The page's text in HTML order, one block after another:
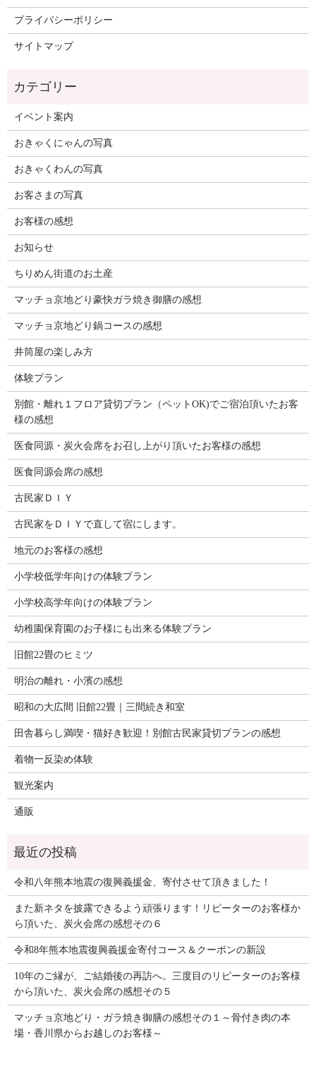
プライバシーポリシー
サイトマップ
イベント案内
おきゃくにゃんの写真
おきゃくわんの写真
お客さまの写真
お客様の感想
お知らせ
ちりめん街道のお土産
マッチョ京地どり豪快ガラ焼き御膳の感想
マッチョ京地どり鍋コースの感想
井筒屋の楽しみ方
体験プラン
別館・離れ１フロア貸切プラン（ペットOK)でご宿泊頂いたお客
様の感想
医食同源・炭火会席をお召し上がり頂いたお客様の感想
医食同源会席の感想
古民家ＤＩＹ
古民家をＤＩＹで直して宿にします。
地元のお客様の感想
小学校低学年向けの体験プラン
小学校高学年向けの体験プラン
幼稚園保育園のお子様にも出来る体験プラン
旧館22畳のヒミツ
明治の離れ・小濱の感想
昭和の大広間 旧館22畳｜三間続き和室
田舎暮らし満喫・猫好き歓迎！別館古民家貸切プランの感想
着物一反染め体験
観光案内
通販
令和八年熊本地震の復興義援金、寄付させて頂きました！
また新ネタを披露できるよう頑張ります！リピーターのお客様か
ら頂いた、炭火会席の感想その６
令和8年熊本地震復興義援金寄付コース＆クーポンの新設
10年のご縁が、ご結婚後の再訪へ。三度目のリピーターのお客様
から頂いた、炭火会席の感想その５
マッチョ京地どり・ガラ焼き御膳の感想その１～骨付き肉の本
場・香川県からお越しのお客様～